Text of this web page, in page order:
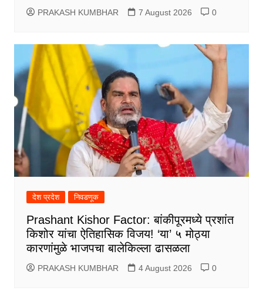
PRAKASH KUMBHAR 7 August 2026 0
देश प्रदेश निवडणूक
Prashant Kishor Factor: बांकीपूरमध्ये प्रशांत
किशोर यांचा ऐतिहासिक विजय! ‘या’ ५ मोठ्या
कारणांमुळे भाजपचा बालेकिल्ला ढासळला
PRAKASH KUMBHAR 4 August 2026 0